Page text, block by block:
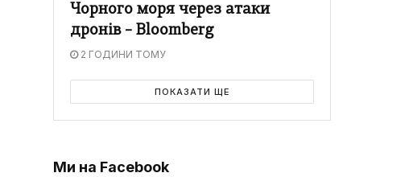
Чорного моря через атаки
дронів – Bloomberg
2 ГОДИНИ ТОМУ
ПОКАЗАТИ ЩЕ
Ми на Facebook